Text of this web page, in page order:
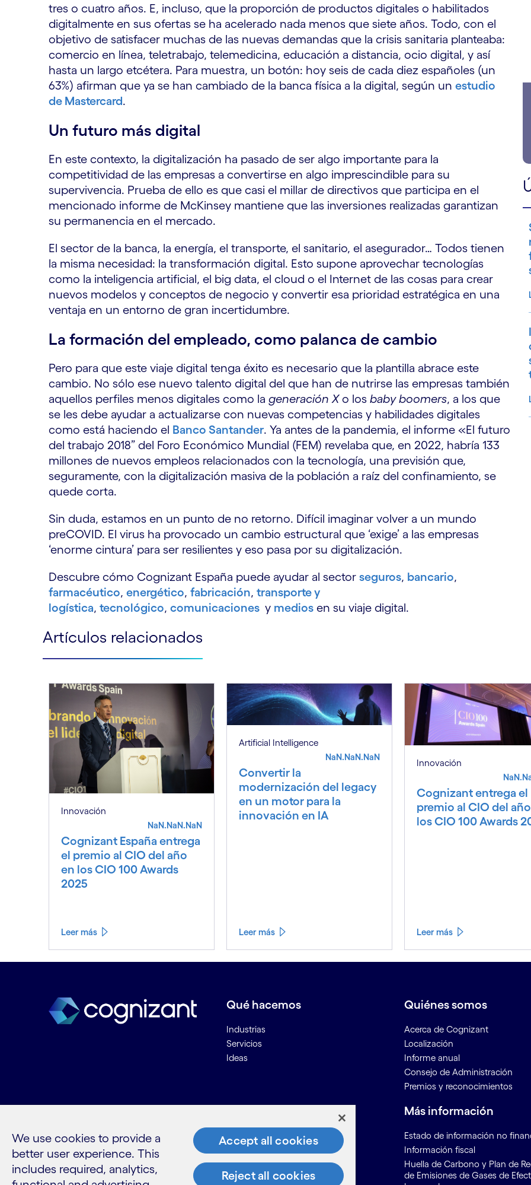
tres o cuatro años. E, incluso, que la proporción de productos digitales o habilitados
digitalmente en sus ofertas se ha acelerado nada menos que siete años. Todo, con el
objetivo de satisfacer muchas de las nuevas demandas que la crisis sanitaria planteaba:
comercio en línea, teletrabajo, telemedicina, educación a distancia, ocio digital, y así
hasta un largo etcétera. Para muestra, un botón: hoy seis de cada diez españoles (un
63%) afirman que ya se han cambiado de la banca física a la digital, según un estudio
de Mastercard.
Un futuro más digital
En este contexto, la digitalización ha pasado de ser algo importante para la
competitividad de las empresas a convertirse en algo imprescindible para su
supervivencia. Prueba de ello es que casi el millar de directivos que participa en el
mencionado informe de McKinsey mantiene que las inversiones realizadas garantizan
su permanencia en el mercado.
El sector de la banca, la energía, el transporte, el sanitario, el asegurador… Todos tienen
la misma necesidad: la transformación digital. Esto supone aprovechar tecnologías
como la inteligencia artificial, el big data, el cloud o el Internet de las cosas para crear
nuevos modelos y conceptos de negocio y convertir esa prioridad estratégica en una
ventaja en un entorno de gran incertidumbre.
La formación del empleado, como palanca de cambio
Pero para que este viaje digital tenga éxito es necesario que la plantilla abrace este
cambio. No sólo ese nuevo talento digital del que han de nutrirse las empresas también
aquellos perfiles menos digitales como la generación Xo los baby boomers, a los que
se les debe ayudar a actualizarse con nuevas competencias y habilidades digitales
como está haciendo el Banco Santander. Ya antes de la pandemia, el informe «El futuro
del trabajo 2018” del Foro Económico Mundial (FEM) revelaba que, en 2022, habría 133
millones de nuevos empleos relacionados con la tecnología, una previsión que,
seguramente, con la digitalización masiva de la población a raíz del confinamiento, se
quede corta.
Sin duda, estamos en un punto de no retorno. Difícil imaginar volver a un mundo
preCOVID. El virus ha provocado un cambio estructural que ‘exige’ a las empresas
‘enorme cintura’ para ser resilientes y eso pasa por su digitalización.
Descubre cómo Cognizant España puede ayudar al sector seguros, bancario,
farmacéutico, energético, fabricación, transporte y
logística, tecnológico, comunicaciones y medios en su viaje digital.
Artículos relacionados
Innovación
NaN.NaN.NaN
Cognizant España entrega
el premio al CIO del año
en los CIO 100 Awards
2025
Leer más
Artificial Intelligence
NaN.NaN.NaN
Convertir la
modernización del legacy
en un motor para la
innovación en IA
Leer más
Innovación
Cognizant entrega el
premio al CIO del
los CIO 100 Awards
Leer más
Qué hacemos
Industrias
Servicios
Ideas
Quiénes somos
Acerca de Cognizant
Localización
Informe anual
Consejo de Administración
Premios y reconocimientos
Contactar
Únete a nosotros
Información para proveedores
Glosario
Más información
Estado de información no
Información fiscal
Huella de Carbono y Plan de
de Emisiones de Gases de
We use cookies to provide a
better user experience. This
includes required, analytics,
Accept all cookies
Reject all cookies